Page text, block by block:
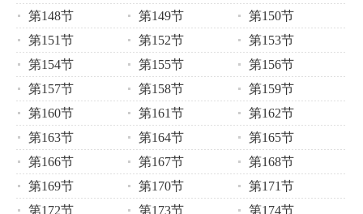
第148节
第149节
第150节
第151节
第152节
第153节
第154节
第155节
第156节
第157节
第158节
第159节
第160节
第161节
第162节
第163节
第164节
第165节
第166节
第167节
第168节
第169节
第170节
第171节
第172节
第173节 第174节